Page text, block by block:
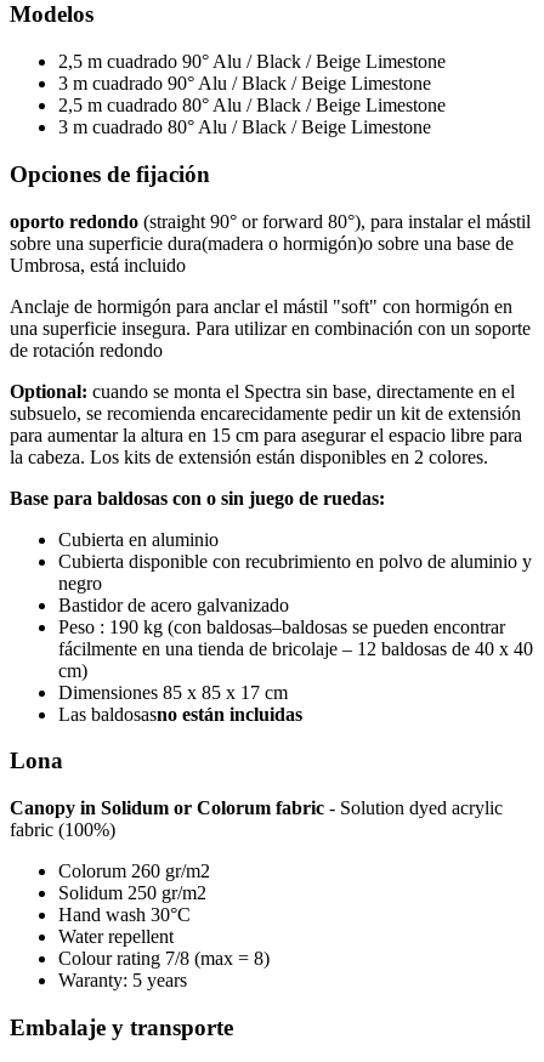
Modelos
2,5 m cuadrado 90° Alu / Black / Beige Limestone
3 m cuadrado 90° Alu / Black / Beige Limestone
2,5 m cuadrado 80° Alu / Black / Beige Limestone
3 m cuadrado 80° Alu / Black / Beige Limestone
Opciones de fijación
oporto redondo (straight 90° or forward 80°), para instalar el mástil
sobre una superficie dura(madera o hormigón)o sobre una base de
Umbrosa, está incluido
Anclaje de hormigón para anclar el mástil "soft" con hormigón en
una superficie insegura. Para utilizar en combinación con un soporte
de rotación redondo
Optional: cuando se monta el Spectra sin base, directamente en el
subsuelo, se recomienda encarecidamente pedir un kit de extensión
para aumentar la altura en 15 cm para asegurar el espacio libre para
la cabeza. Los kits de extensión están disponibles en 2 colores.
Base para baldosas con o sin juego de ruedas:
Cubierta en aluminio
Cubierta disponible con recubrimiento en polvo de aluminio y
negro
Bastidor de acero galvanizado
Peso : 190 kg (con baldosas–baldosas se pueden encontrar
fácilmente en una tienda de bricolaje – 12 baldosas de 40 x 40
cm)
Dimensiones 85 x 85 x 17 cm
Las baldosasno están incluidas
Lona
Canopy in Solidum or Colorum fabric - Solution dyed acrylic
fabric (100%)
Colorum 260 gr/m2
Solidum 250 gr/m2
Hand wash 30°C
Water repellent
Colour rating 7/8 (max = 8)
Waranty: 5 years
Embalaje y transporte